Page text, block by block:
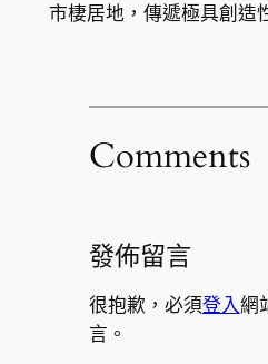
市棲居地，傳遞極具創造
Comments
發佈留言
很抱歉，必須登入網
言。